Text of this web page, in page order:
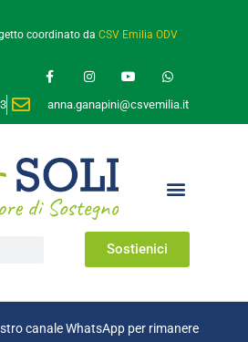
coordinato da CSV Emilia ODV
anna.ganapini@csvemilia.it
Sostienici
canale WhatsApp per rimanere